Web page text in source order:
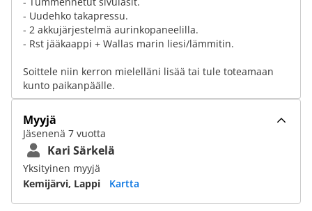
- Uudehko takapressu.
- 2 akkujärjestelmä aurinkopaneelilla.
- Rst jääkaappi + Wallas marin liesi/lämmitin.
Soittele niin kerron mielelläni lisää tai tule toteamaan
kunto paikanpäälle.
Myyjä
Jäsenenä 7 vuotta
Kari Särkelä
Yksityinen myyjä
Kemijärvi, Lappi
Kartta